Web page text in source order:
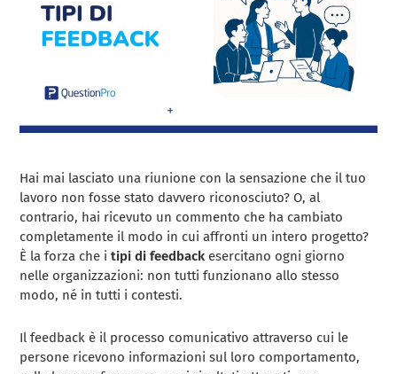
Hai mai lasciato una riunione con la sensazione che il tuo
lavoro non fosse stato davvero riconosciuto? O, al
contrario, hai ricevuto un commento che ha cambiato
completamente il modo in cui affronti un intero progetto?
È la forza che itipi di feedback esercitano ogni giorno
nelle organizzazioni: non tutti funzionano allo stesso
modo, né in tutti i contesti.
Il feedback è il processo comunicativo attraverso cui le
persone ricevono informazioni sul loro comportamento,